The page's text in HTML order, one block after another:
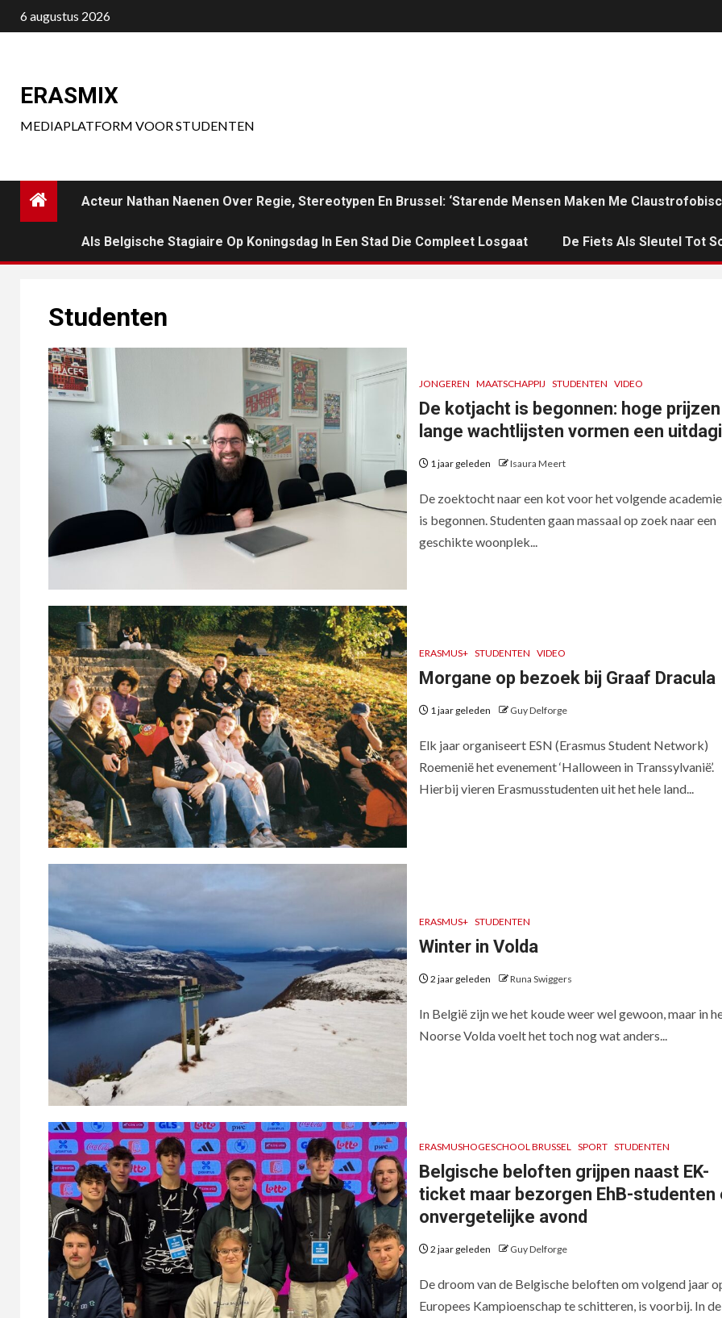
naar
6 augustus 2026
ERASMIX
MEDIAPLATFORM VOOR STUDENTEN
Acteur Nathan Naenen Over Regie, Stereotypen En Brussel: ‘Starende Mensen Maken Me
Als Belgische Stagiaire Op Koningsdag In Een Stad Die Compleet Losgaat De Fiets Als Sleutel Tot
Studenten
JONGEREN MAATSCHAPPIJ STUDENTEN VIDEO
De kotjacht is begonnen: hoge
lange wachtlijsten vormen een
1 jaar geleden Isaura Meert
De zoektocht naar een kot voor het volgende
is begonnen. Studenten gaan massaal op zoek naar een
geschikte woonplek...
ERASMUS+ STUDENTEN VIDEO
Morgane op bezoek bij Graaf Dracula
1 jaar geleden Guy Delforge
Elk jaar organiseert ESN (Erasmus Student Network)
Roemenië het evenement ‘Halloween in Transsylvanië’.
Hierbij vieren Erasmusstudenten uit het hele land...
ERASMUS+ STUDENTEN
Winter in Volda
2 jaar geleden Runa Swiggers
In België zijn we het koude weer wel gewoon, maar in
Noorse Volda voelt het toch nog wat anders...
ERASMUSHOGESCHOOL BRUSSEL SPORT STUDENTEN
Belgische beloften grijpen naast EK-
ticket maar bezorgen EhB-studenten
onvergetelijke avond
2 jaar geleden Guy Delforge
De droom van de Belgische beloften om volgend jaar
Europees Kampioenschap te schitteren, is voorbij. In de